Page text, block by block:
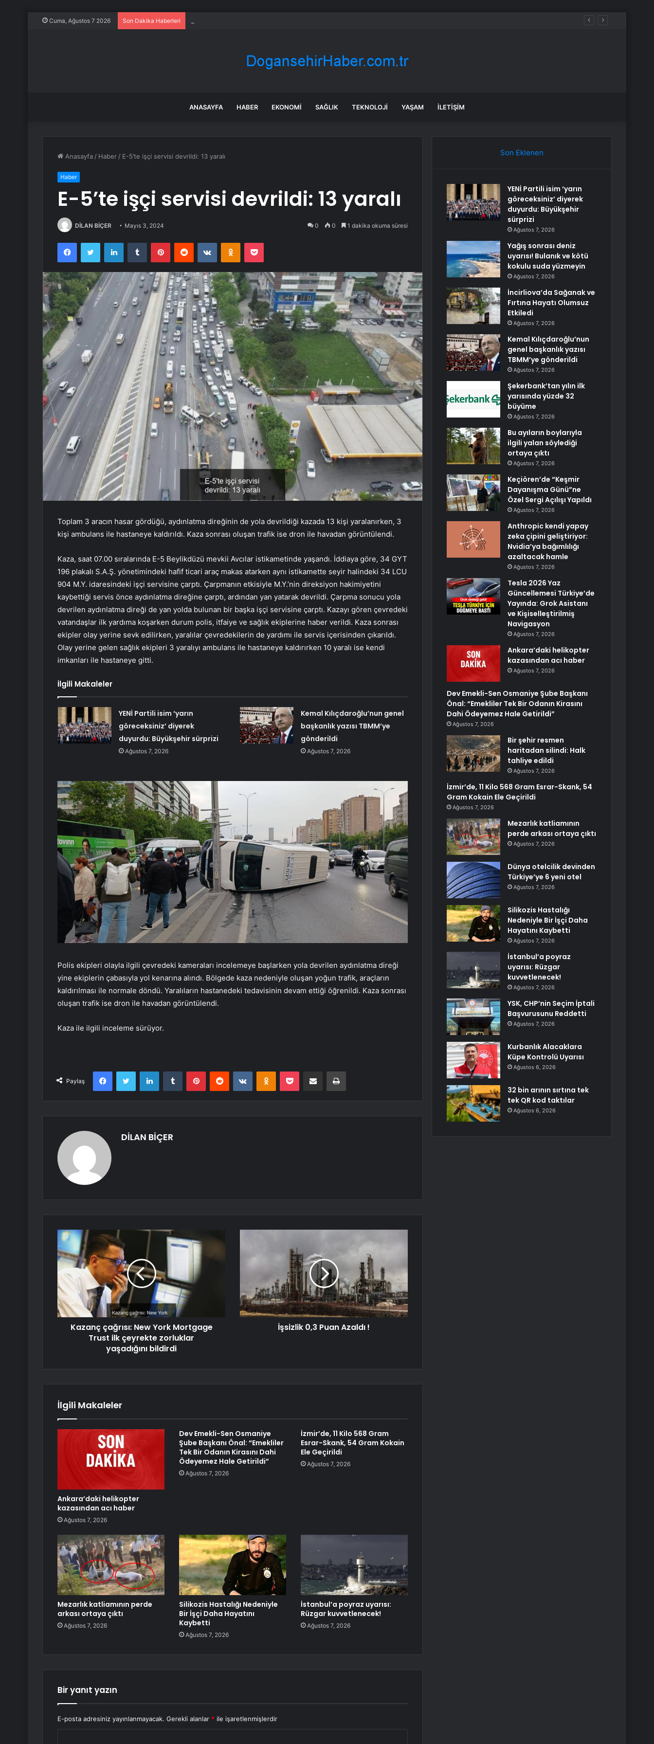
Cuma, Ağustos 7 2026 Son Dakika Haberleri Yağış sonrası deniz uyarısı! Bulanık ve kötü kokulu suda yüzmeyin
ANASAYFA HABER EKONOMI SAĞLIK TEKNOLOJI YAŞAM İLETIŞIM
Anasayfa / Haber / E-5’te işçi servisi devrildi: 13 yaralı
Haber
E-5’te işçi servisi devrildi: 13 yaralı
DİLAN BİÇER Mayıs 3, 2024 0 0 1 dakika okuma süresi
FacebookTwitter LinkedInTumblr PinterestReddit VKontakteOdnoklassniki
Pocket
Toplam 3 aracın hasar gördüğü, aydınlatma direğinin de yola devrildiği kazada 13 kişi yaralanırken, 3
kişi ambulans ile hastaneye kaldırıldı. Kaza sonrası oluşan trafik ise dron ile havadan görüntülendi.
Kaza, saat 07.00 sıralarında E-5 Beylikdüzü mevkii Avcılar istikametinde yaşandı. İddiaya göre, 34 GYT
196 plakalı S.A.Ş. yönetimindeki hafif ticari araç makas atarken aynı istikamette seyir halindeki 34 LCU
904 M.Y. idaresindeki işçi servisine çarptı. Çarpmanın etkisiyle M.Y.’nin direksiyon hakimiyetini
kaybettiği servis önce aydınlatma direğine çarptı, ardından yan yatarak devrildi. Çarpma sonucu yola
devrilen aydınlatma direği de yan yolda bulunan bir başka işçi servisine çarptı. Kazayı gören çevredeki
vatandaşlar ilk yardıma koşarken durum polis, itfaiye ve sağlık ekiplerine haber verildi. Kaza sonrası
ekipler olay yerine sevk edilirken, yaralılar çevredekilerin de yardımı ile servis içerisinden çıkarıldı.
Olay yerine gelen sağlık ekipleri 3 yaralıyı ambulans ile hastaneye kaldırırken 10 yaralı ise kendi
imkanları ile hastaneye gitti.
İlgili Makaleler
YENİ Partili isim ‘yarın
göreceksiniz’ diyerek
duyurdu: Büyükşehir sürprizi
Ağustos 7, 2026
Kemal Kılıçdaroğlu’nun genel
başkanlık yazısı TBMM’ye
gönderildi
Ağustos 7, 2026
Polis ekipleri olayla ilgili çevredeki kameraları incelemeye başlarken yola devrilen aydınlatma direği
yine ekiplerin çabasıyla yol kenarına alındı. Bölgede kaza nedeniyle oluşan yoğun trafik, araçların
kaldırılması ile normale döndü. Yaralıların hastanedeki tedavisinin devam ettiği öğrenildi. Kaza sonrası
oluşan trafik ise dron ile havadan görüntülendi.
Kaza ile ilgili inceleme sürüyor.
Paylaş
FacebookTwitter LinkedInTumblr PinterestReddit VKontakteOdnoklassniki
Pocket E-Posta ile paylaş Yazdır
DİLAN BİÇER
Kazanç çağrısı: New York Mortgage
Trust ilk çeyrekte zorluklar
yaşadığını bildirdi
İşsizlik 0,3 Puan Azaldı !
İlgili Makaleler
Ankara’daki helikopter
kazasından acı haber
Ağustos 7, 2026
Dev Emekli-Sen Osmaniye
Şube Başkanı Önal: “Emekliler
Tek Bir Odanın Kirasını Dahi
Ödeyemez Hale Getirildi”
Ağustos 7, 2026
İzmir’de, 11 Kilo 568 Gram
Esrar-Skank, 54 Gram Kokain
Ele Geçirildi
Ağustos 7, 2026
Mezarlık katliamının perde
arkası ortaya çıktı
Ağustos 7, 2026
Silikozis Hastalığı Nedeniyle
Bir İşçi Daha Hayatını
Kaybetti
Ağustos 7, 2026
İstanbul’a poyraz uyarısı:
Rüzgar kuvvetlenecek!
Ağustos 7, 2026
Bir yanıt yazın
E-posta adresiniz yayınlanmayacak. Gerekli alanlar * ile işaretlenmişlerdir
Son Eklenen
YENİ Partili isim ‘yarın
göreceksiniz’ diyerek
duyurdu: Büyükşehir
sürprizi
Ağustos 7, 2026
Yağış sonrası deniz
uyarısı! Bulanık ve kötü
kokulu suda yüzmeyin
Ağustos 7, 2026
İncirliova’da Sağanak ve
Fırtına Hayatı Olumsuz
Etkiledi
Ağustos 7, 2026
Kemal Kılıçdaroğlu’nun
genel başkanlık yazısı
TBMM’ye gönderildi
Ağustos 7, 2026
Şekerbank’tan yılın ilk
yarısında yüzde 32
büyüme
Ağustos 7, 2026
Bu ayıların boylarıyla
ilgili yalan söylediği
ortaya çıktı
Ağustos 7, 2026
Keçiören’de “Keşmir
Dayanışma Günü”ne
Özel Sergi Açılışı Yapıldı
Ağustos 7, 2026
Anthropic kendi yapay
zeka çipini geliştiriyor:
Nvidia’ya bağımlılığı
azaltacak hamle
Ağustos 7, 2026
Tesla 2026 Yaz
Güncellemesi Türkiye’de
Yayında: Grok Asistanı
ve Kişiselleştirilmiş
Navigasyon
Ağustos 7, 2026
Ankara’daki helikopter
kazasından acı haber
Ağustos 7, 2026
Dev Emekli-Sen Osmaniye Şube Başkanı
Önal: “Emekliler Tek Bir Odanın Kirasını
Dahi Ödeyemez Hale Getirildi”
Ağustos 7, 2026
Bir şehir resmen
haritadan silindi: Halk
tahliye edildi
Ağustos 7, 2026
İzmir’de, 11 Kilo 568 Gram Esrar-Skank, 54
Gram Kokain Ele Geçirildi
Ağustos 7, 2026
Mezarlık katliamının
perde arkası ortaya çıktı
Ağustos 7, 2026
Dünya otelcilik devinden
Türkiye’ye 6 yeni otel
Ağustos 7, 2026
Silikozis Hastalığı
Nedeniyle Bir İşçi Daha
Hayatını Kaybetti
Ağustos 7, 2026
İstanbul’a poyraz
uyarısı: Rüzgar
kuvvetlenecek!
Ağustos 7, 2026
YSK, CHP’nin Seçim İptali
Başvurusunu Reddetti
Ağustos 7, 2026
Kurbanlık Alacaklara
Küpe Kontrolü Uyarısı
Ağustos 6, 2026
32 bin arının sırtına tek
tek QR kod taktılar
Ağustos 6, 2026